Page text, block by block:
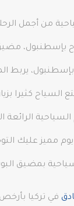
من أجمل
بإسطنبول،
يربط
السياح كثيرا
الرائعة
مميز عليك
بمضيق
في تركيا